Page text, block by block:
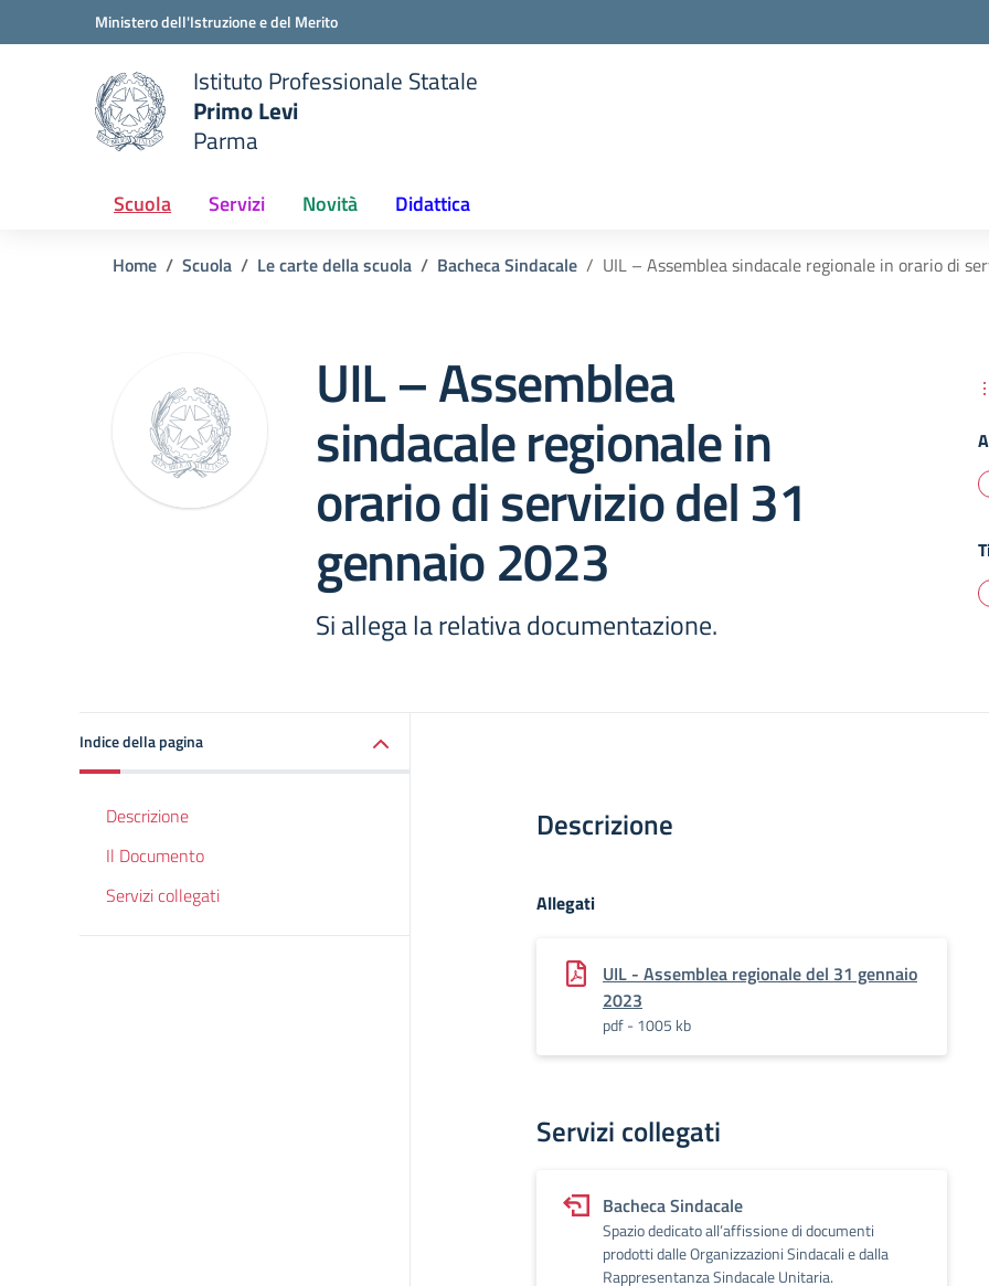
Vai ai contenuti
Vai al menu di navigazioneMinistero dell'Istruzione e del Merito
scuola
Istituto Professionale Statale
Primo Levi
Parma
Scuola Servizi Novità Didattica
Home Scuola Le carte della scuola Bacheca Sindacale UIL – Assemblea sindacale regionale in orario di
UIL – Assemblea
sindacale regionale in
orario di servizio del 31
gennaio 2023
Si allega la relativa documentazione.
Indice della pagina
Descrizione
Il Documento
Servizi collegati
Descrizione
Allegati
UIL - Assemblea regionale del 31 gennaio
2023
pdf - 1005 kb
Servizi collegati
Bacheca Sindacale
Spazio dedicato all’affissione di documenti
prodotti dalle Organizzazioni Sindacali e dalla
Rappresentanza Sindacale Unitaria.